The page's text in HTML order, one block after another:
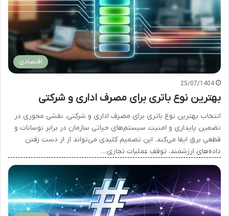
اقتصادی
25/07/1404
بهترین نوع باتری برای مصرف اداری و شرکتی
انتخاب بهترین نوع باتری برای مصرف اداری و شرکتی، نقشی محوری در
تضمین پایداری و امنیت سیستم‌های حیاتی سازمان در برابر نوسانات و
قطعی برق ایفا می‌کند. این تصمیم کلیدی می‌تواند از از دست رفتن
داده‌های ارزشمند، توقف عملیات تجاری…